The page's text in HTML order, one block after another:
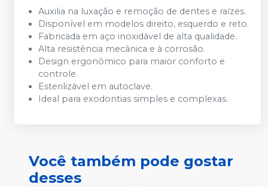
Auxilia na luxação e remoção de dentes e raízes.
Disponível em modelos direito, esquerdo e reto.
Fabricada em aço inoxidável de alta qualidade.
Alta resistência mecânica e à corrosão.
Design ergonômico para maior conforto e
controle.
Esterilizável em autoclave.
Ideal para exodontias simples e complexas.
Você também pode gostar
desses